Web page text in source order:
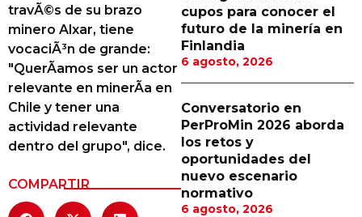
Designaciones
Calendario de Eventos
Revistas Digital
Siguenos
travÃ©s de su brazo
minero Alxar, tiene
vocaciÃ³n de grande:
"QuerÃ­amos ser un actor
relevante en minerÃ­a en
Chile y tener una
actividad relevante
dentro del grupo", dice.
COMPARTIR
cupos para conocer el
futuro de la minería en
Finlandia
6 agosto, 2026
Conversatorio en
PerProMin 2026 aborda
los retos y
oportunidades del
nuevo escenario
normativo
6 agosto, 2026